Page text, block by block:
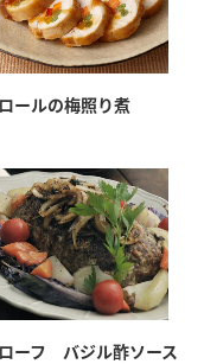
製造所固有記号一覧
ールの梅照り煮
ーフ バジル酢ソース